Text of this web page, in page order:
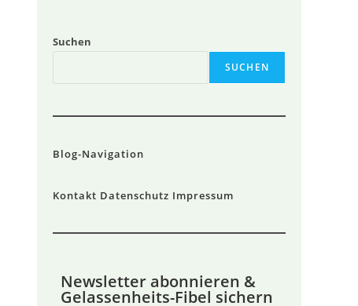
Suchen
SUCHEN
Blog-Navigation
Kontakt Datenschutz Impressum
Newsletter abonnieren &
Gelassenheits-Fibel sichern